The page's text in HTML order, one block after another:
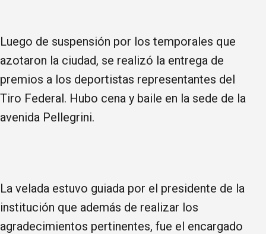
Luego de suspensión por los temporales que
azotaron la ciudad, se realizó la entrega de
premios a los deportistas representantes del
Tiro Federal. Hubo cena y baile en la sede de la
avenida Pellegrini.
La velada estuvo guiada por el presidente de la
institución que además de realizar los
agradecimientos pertinentes, fue el encargado